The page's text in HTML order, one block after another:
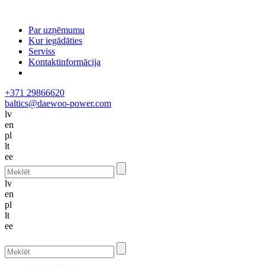
Par uzņēmumu
Kur iegādāties
Serviss
Kontaktinformācija
+371 29866620
baltics@daewoo-power.com
lv
en
pl
lt
ee
lv
en
pl
lt
ee